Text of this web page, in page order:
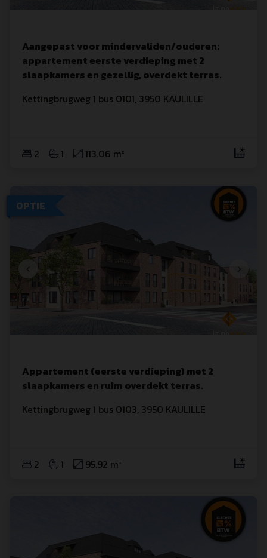
Aangepast voor mindervaliden/ouderen:
appartement eerste verdieping met 2
slaapkamers en gezellig, overdekt terras.
Kettingbrugweg 1 bus 0101, 3950 KAULILLE
2 1 113.06 m²
OPTIE
Appartement (eerste verdieping) met 2
slaapkamers en ruim overdekt terras.
Kettingbrugweg 1 bus 0103, 3950 KAULILLE
2 1 95.92 m²